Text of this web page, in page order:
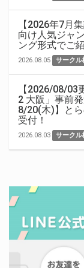
【2026年7月
向け人気ジャ
ング形式でご
2026.08.05 サークル
【2026/08/03
2 大阪」事前
8/20(木)】と
受付！
2026.08.03 サークル